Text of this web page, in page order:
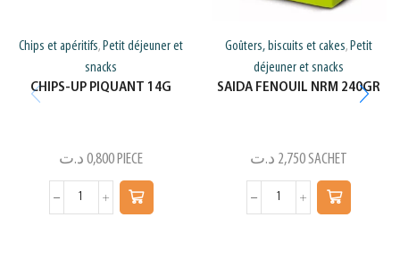
Chips et apéritifs, Petit déjeuner et
snacks
CHIPS-UP PIQUANT 14G
0,800 د.ت PIECE
Goûters, biscuits et cakes, Petit
déjeuner et snacks
SAIDA FENOUIL NRM 240GR
2,750 د.ت SACHET